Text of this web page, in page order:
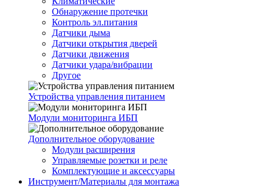
Обнаружение протечки
Контроль эл.питания
Датчики дыма
Датчики открытия дверей
Датчики движения
Датчики удара/вибрации
Другое
Устройства управления питанием
Модули мониторинга ИБП
Дополнительное оборудование
Модули расширения
Управляемые розетки и реле
Комплектующие и аксессуары
Инструмент/Материалы для монтажа